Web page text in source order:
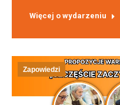
Więcej o wydarzeniu
Zapowiedzi